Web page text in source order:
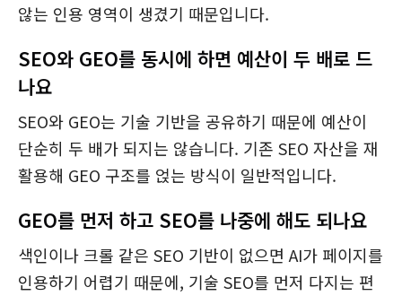
않는 인용 영역이 생겼기 때문입니다.
SEO와 GEO를 동시에 하면 예산이 두 배로 드
나요
SEO와 GEO는 기술 기반을 공유하기 때문에 예산이
단순히 두 배가 되지는 않습니다. 기존 SEO 자산을 재
활용해 GEO 구조를 얹는 방식이 일반적입니다.
GEO를 먼저 하고 SEO를 나중에 해도 되나요
색인이나 크롤 같은 SEO 기반이 없으면 AI가 페이지를
인용하기 어렵기 때문에, 기술 SEO를 먼저 다지는 편